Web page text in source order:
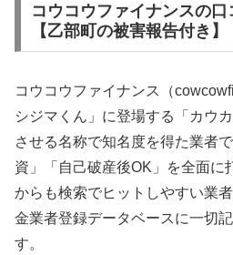
コウコウファイナンスの
【乙部町の被害報告付き】
コウコウファイナンス（
シジマくん」に登場する「カウ
させる名称で知名度を得た業者
資」「自己破産後OK」を全面に
からも検索でヒットしやすい業
金業者登録データベースに一切
す。